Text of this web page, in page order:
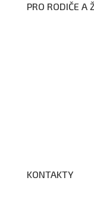
PRO RODIČE A
KONTAKTY